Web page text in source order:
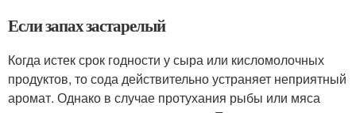
Если запах застарелый
Когда истек срок годности у сыра или кисломолочных
продуктов, то сода действительно устраняет неприятный
аромат. Однако в случае протухания рыбы или мяса